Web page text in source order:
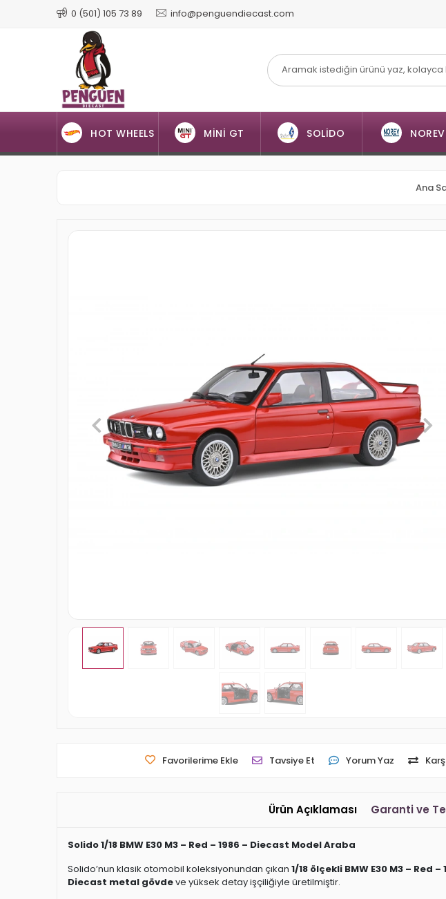
0 (501) 105 73 89 info@penguendiecast.com
HOT WHEELS MİNİ GT SOLİDO NOREV
Ana
Favorilerime Ekle Tavsiye Et Yorum Yaz
Ürün Açıklaması Garanti ve
Solido 1/18 BMW E30 M3 – Red – 1986 – Diecast Model Araba
Solido’nun klasik otomobil koleksiyonundan çıkan 1/18 ölçekli BMW E30 M3 – Red –
Diecast metal gövdeve yüksek detay işçiliğiyle üretilmiştir.